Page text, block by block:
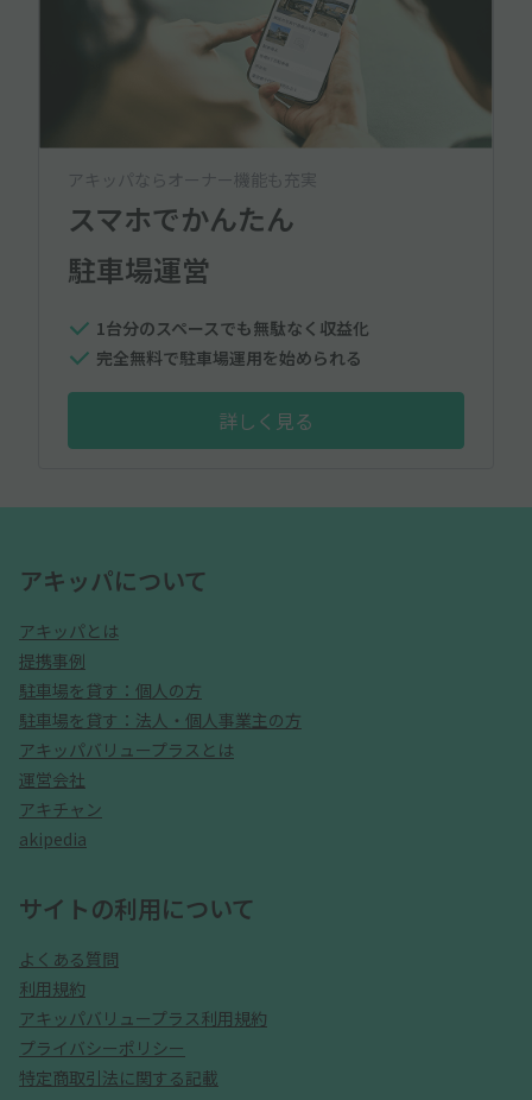
アキッパならオーナー機能も充実
スマホでかんたん
駐車場運営
1台分のスペースでも無駄なく収益化
完全無料で駐車場運用を始められる
詳しく見る
アキッパについて
アキッパとは
提携事例
駐車場を貸す：個人の方
駐車場を貸す：法人・個人事業主の方
アキッパバリュープラスとは
運営会社
アキチャン
akipedia
サイトの利用について
よくある質問
利用規約
アキッパバリュープラス利用規約
プライバシーポリシー
特定商取引法に関する記載